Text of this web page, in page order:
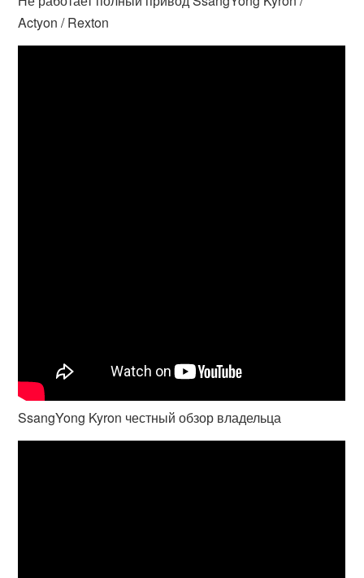
Actyon / Rexton
SsangYong Kyron честный обзор владельца